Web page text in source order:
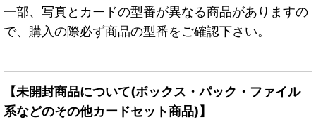
一部、写真とカードの型番が異なる商品がありますの
で、購入の際必ず商品の型番をご確認下さい。
【未開封商品について(ボックス・パック・ファイル
系などのその他カードセット商品)】